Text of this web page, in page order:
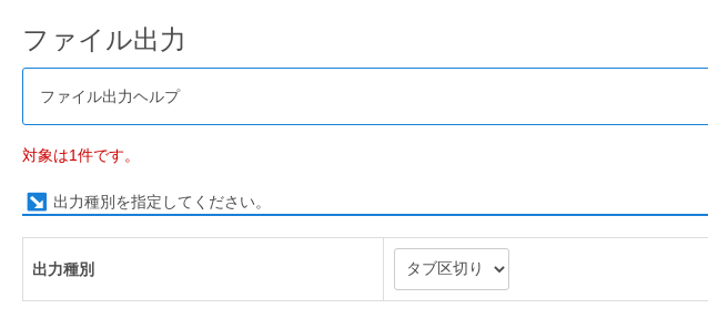
ファイル出力
ファイル出力ヘルプ
対象は1件です。
出力種別を指定してください。
出力種別